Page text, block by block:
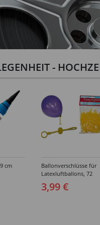
-
cm
Ballonverschlüsse für
Latexluftballons, 72
Stück
3,99 €